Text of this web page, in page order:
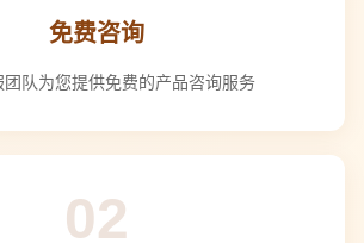
免费咨询
团队为您提供免费的产品咨询服务
02